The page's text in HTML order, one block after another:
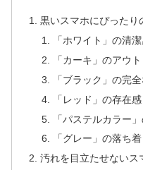
黒いスマホにぴったり
「ホワイト」の清
「カーキ」のアウ
「ブラック」の完
「レッド」の存在感
「パステルカラー
「グレー」の落ち着
汚れを目立たせないス